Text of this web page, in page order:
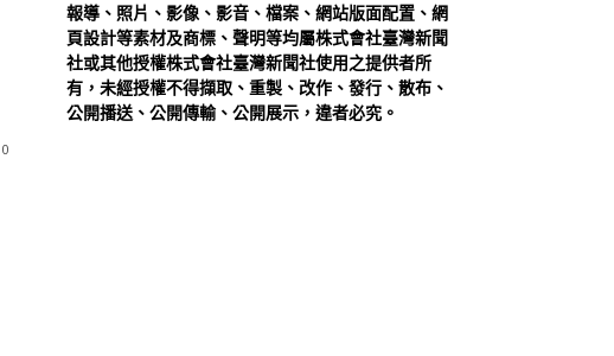
0
報導、照片、影像、影音、檔案、網站版面配置、網
頁設計等素材及商標、聲明等均屬株式會社臺灣新聞
社或其他授權株式會社臺灣新聞社使用之提供者所
有，未經授權不得擷取、重製、改作、發行、散布、
公開播送、公開傳輸、公開展示，違者必究。